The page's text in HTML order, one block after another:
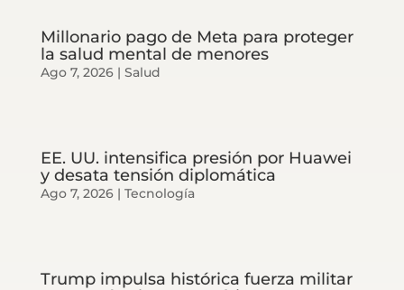
Millonario pago de Meta para proteger
la salud mental de menores
Ago 7, 2026| Salud
EE. UU. intensifica presión por Huawei
y desata tensión diplomática
Ago 7, 2026| Tecnología
Trump impulsa histórica fuerza militar